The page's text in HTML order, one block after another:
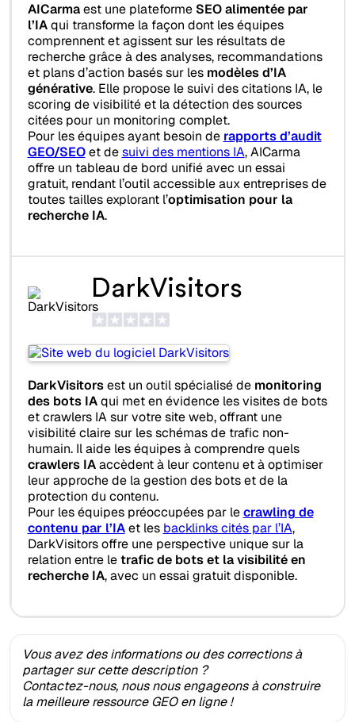
AICarmaest une plateforme SEO alimentée par
l’IAqui transforme la façon dont les équipes
comprennent et agissent sur les résultats de
recherche grâce à des analyses, recommandations
et plans d’action basés sur les modèles d’IA
générative. Elle propose le suivi des citations IA, le
scoring de visibilité et la détection des sources
citées pour un monitoring complet.
Pour les équipes ayant besoin de rapports d’audit
GEO/SEOet desuivi des mentions IA, AICarma
offre un tableau de bord unifié avec un essai
gratuit, rendant l’outil accessible aux entreprises de
toutes tailles explorant l’optimisation pour la
recherche IA.
DarkVisitors
DarkVisitorsest un outil spécialisé de monitoring
des bots IAqui met en évidence les visites de bots
et crawlers IA sur votre site web, offrant une
visibilité claire sur les schémas de trafic non-
humain. Il aide les équipes à comprendre quels
crawlers IAaccèdent à leur contenu et à optimiser
leur approche de la gestion des bots et de la
protection du contenu.
Pour les équipes préoccupées par lecrawling de
contenu par l’IAet les backlinks cités par l’IA,
DarkVisitors offre une perspective unique sur la
relation entre letrafic de bots et la visibilité en
recherche IA, avec un essai gratuit disponible.
Vous avez des informations ou des corrections à
partager sur cette description ?
Contactez-nous, nous nous engageons à construire
la meilleure ressource GEO en ligne !